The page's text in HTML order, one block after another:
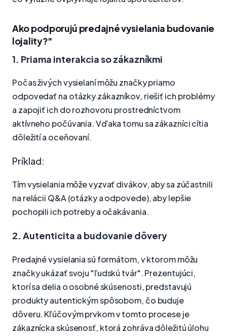
Ako podporujú predajné vysielania budovanie
lojality?"
1. Priama interakcia so zákazníkmi
Počas živých vysielaní môžu značky priamo
odpovedať na otázky zákazníkov, riešiť ich problémy
a zapojiť ich do rozhovoru prostredníctvom
aktívneho počúvania. Vďaka tomu sa zákazníci cítia
dôležití a oceňovaní.
Príklad:
Tím vysielania môže vyzvať divákov, aby sa zúčastnili
na relácii Q&A (otázky a odpovede), aby lepšie
pochopili ich potreby a očakávania.
2. Autenticita a budovanie dôvery
Predajné vysielania sú formátom, v ktorom môžu
značky ukázať svoju "ľudskú tvár". Prezentujúci,
ktorí sa delia o osobné skúsenosti, predstavujú
produkty autentickým spôsobom, čo buduje
dôveru. Kľúčovým prvkom v tomto procese je
zákaznícka skúsenosť, ktorá zohráva dôležitú úlohu